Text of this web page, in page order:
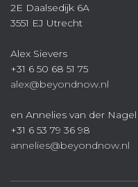
2E Daalsedijk 6A
3551 EJ Utrecht
Alex Sievers
+31 6 50 68 51 75
alex@beyondnow.nl
en Annelies van der Nagel
+31 6 53 79 36 98
annelies@beyondnow.nl